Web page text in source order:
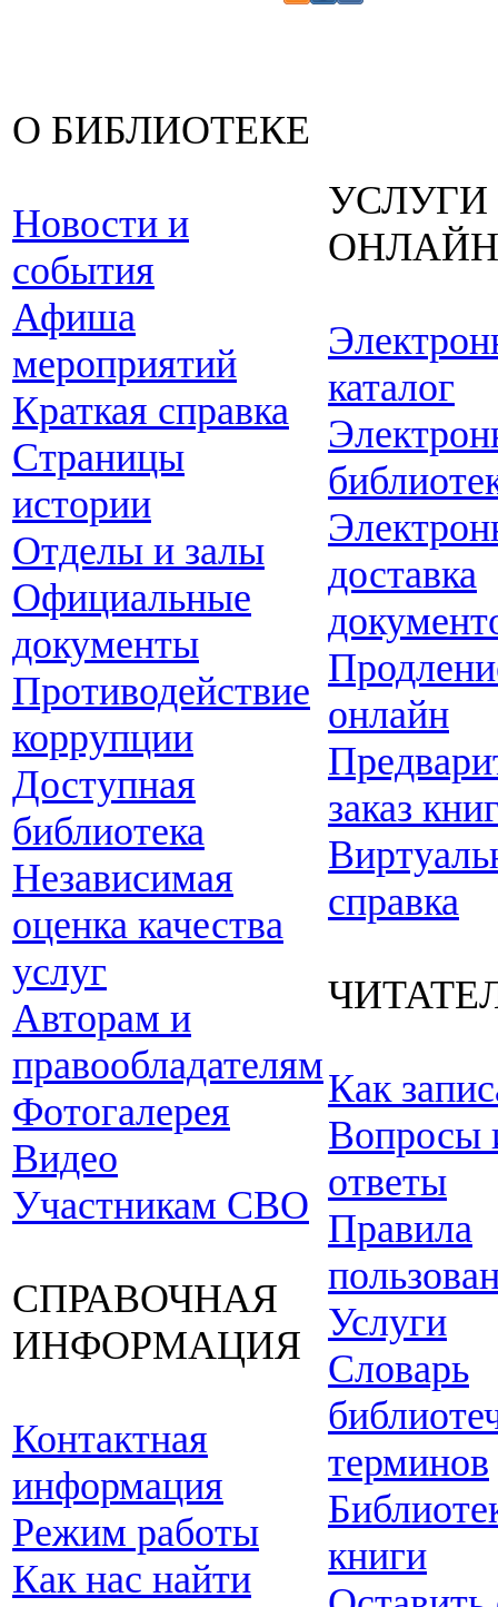
О БИБЛИОТЕКЕ
Новости и
события
Афиша
мероприятий
Краткая справка
Страницы
истории
Отделы и залы
Официальные
документы
Противодействие
коррупции
Доступная
библиотека
Независимая
оценка качества
услуг
Авторам и
правообладателям
Фотогалерея
Видео
Участникам СВО
СПРАВОЧНАЯ
ИНФОРМАЦИЯ
Контактная
информация
Режим работы
Как нас найти
УСЛУГИ
ОНЛАЙН
каталог
доставка
онлайн
заказ
справка
Как
Вопросы
ответы
Правила
Услуги
Словарь
терминов
книги